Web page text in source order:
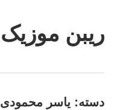
content
ریبن موزیک
mp3
دسته: یاسر محمودی